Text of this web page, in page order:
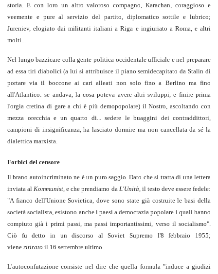
storia. E con loro un altro valoroso compagno, Karachan, coraggioso e
veemente e pure al servizio del partito, diplomatico sottile e lubrico;
Jureniev, elogiato dai militanti italiani a Riga e ingiuriato a Roma, e altri
molti...
Nel lungo bazzicare colla gente politica occidentale ufficiale e nel preparare
ad essa tiri diabolici (a lui si attribuisce il piano semidecapitato da Stalin di
portare via il boccone ai cari alleati non solo fino a Berlino ma fino
all'Atlantico: se andava, la cosa poteva avere altri sviluppi, e finire prima
l'orgia cretina di gare a chi è più demopopolare) il Nostro, ascoltando con
mezza orecchia e un quarto di... sedere le buaggini dei contraddittori,
campioni di insignificanza, ha lasciato dormire ma non cancellata da sé la
dialettica marxista.
Forbici del censore
Il brano autoincriminato ne è un puro saggio. Dato che si tratta di una lettera
inviata alKommunist, e che prendiamo da L'Unità, il testo deve essere fedele:
"A fianco dell'Unione Sovietica, dove sono state già costruite le basi della
società socialista, esistono anche i paesi a democrazia popolare i quali hanno
compiuto già i primi passi, ma passi importantissimi, verso il socialismo".
Ciò fu detto in un discorso al Soviet Supremo l'8 febbraio 1955;
viene ritirato il 16 settembre ultimo.
L'autoconfutazione consiste nel dire che quella formula "induce a giudizi